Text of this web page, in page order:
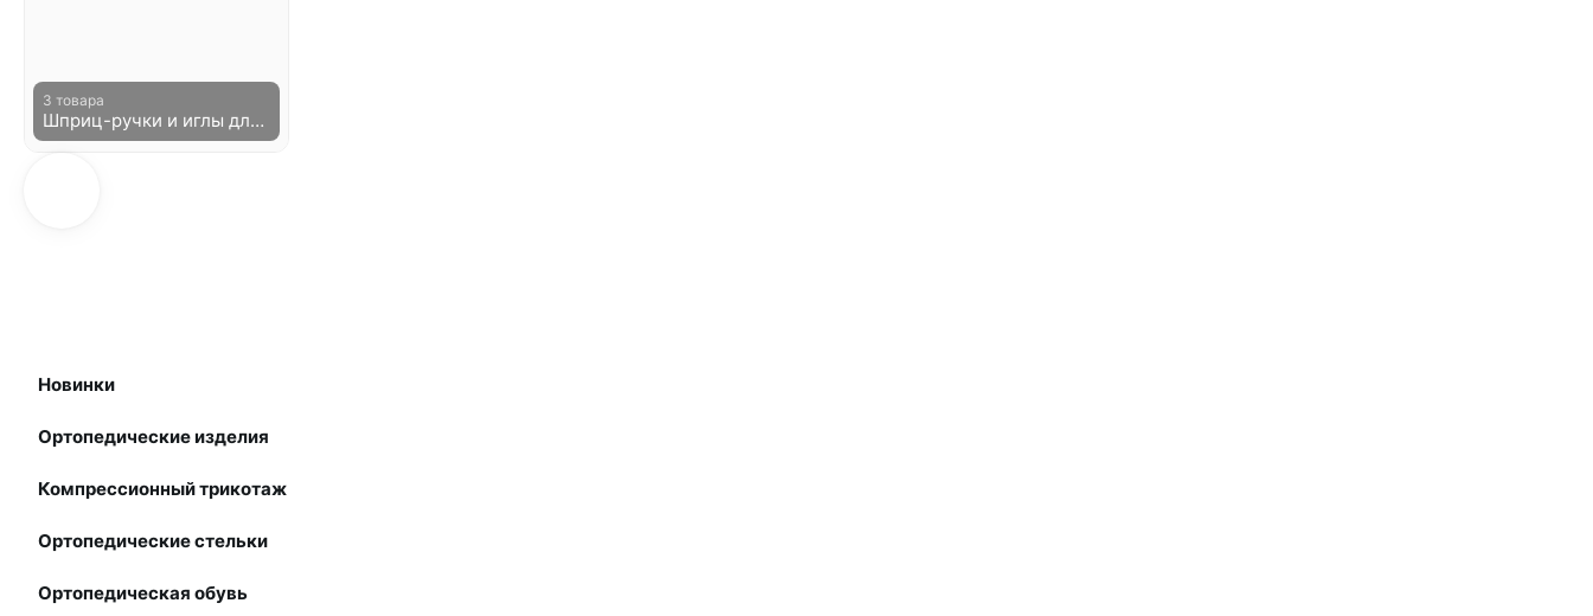
3 товара
Шприц-ручки и иглы для инсулина
Новинки
Ортопедические изделия
Компрессионный трикотаж
Ортопедические стельки
Ортопедическая обувь